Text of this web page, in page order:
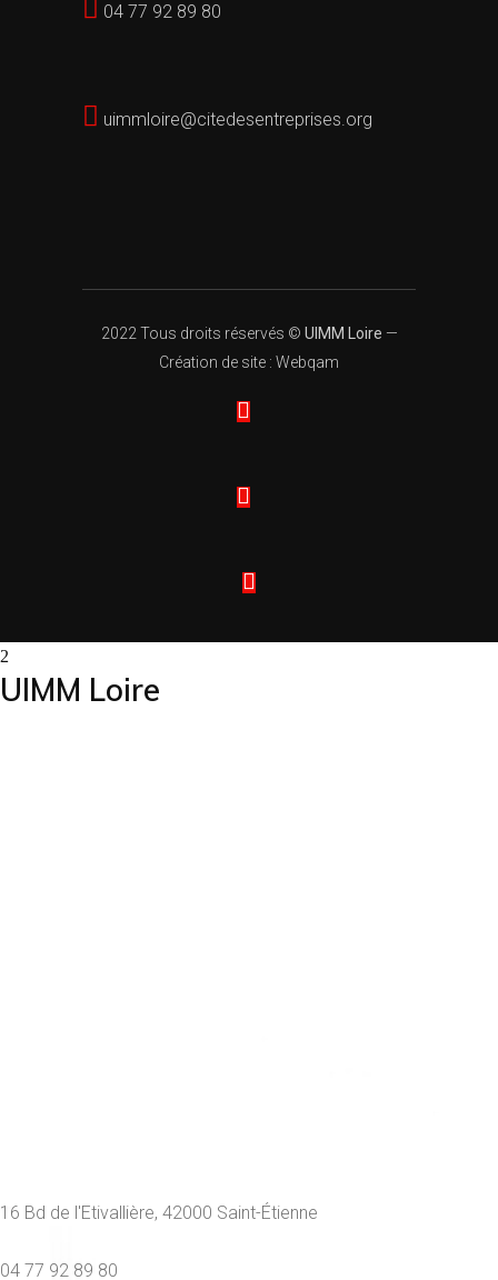
04 77 92 89 80
uimmloire@citedesentreprises.org
2022 Tous droits réservés © UIMM Loire —
Création de site : Webqam
UIMM Loire
16 Bd de l'Etivallière, 42000 Saint-Étienne
04 77 92 89 80